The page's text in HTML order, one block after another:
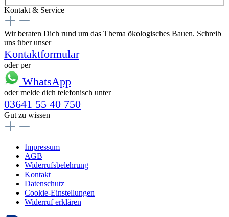
Kontakt & Service
Wir beraten Dich rund um das Thema ökologisches Bauen. Schreib
uns über unser
Kontaktformular
oder per
WhatsApp
oder melde dich telefonisch unter
03641 55 40 750
Gut zu wissen
Impressum
AGB
Widerrufsbelehrung
Kontakt
Datenschutz
Cookie-Einstellungen
Widerruf erklären